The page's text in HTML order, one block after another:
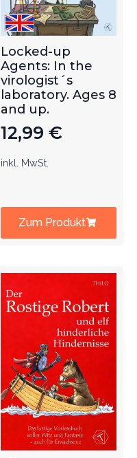
Locked-up
Agents: In the
virologist´s
laboratory. Ages 8
and up.
12,99 €
inkl. MwSt.
Zum Produkt